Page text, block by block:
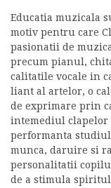
Educatia muzicala
motiv pentru care
pasionatii de
precum pianul,
calitatile vocale in
liant al artelor, o
de exprimare prin
intemediul clapelor
performanta
munca, daruire si
personalitatii
de a stimula